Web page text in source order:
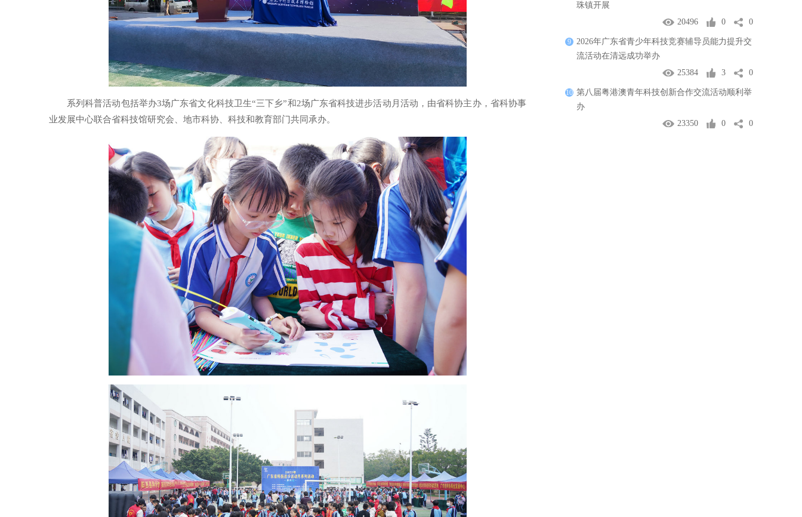
系列科普活动包括举办3场广东省文化科技卫生“三下乡”和2场广东省科技进步活动月活动，由省科协主办，省科协事
业发展中心联合省科技馆研究会、地市科协、科技和教育部门共同承办。
珠镇开展
20496
0 0
9
2026年广东省青少年科技竞赛辅导员能力提升交
流活动在清远成功举办
25384
3 0
10 第八届粤港澳青年科技创新合作交流活动顺利举
办
23350
0 0